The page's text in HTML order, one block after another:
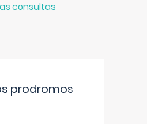
consultas
prodromos